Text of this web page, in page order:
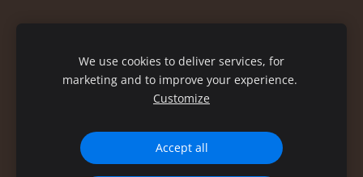
We use cookies to deliver services, for
marketing and to improve your experience.
Customize
Accept all